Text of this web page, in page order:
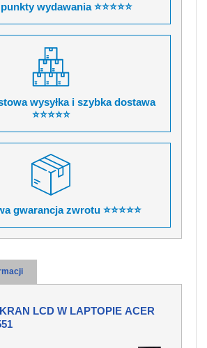
wydawania ⭐⭐⭐⭐⭐
wysyłka i szybka dostawa
⭐⭐⭐⭐⭐
gwarancja zwrotu ⭐⭐⭐⭐⭐
LCD W LAPTOPIE ACER